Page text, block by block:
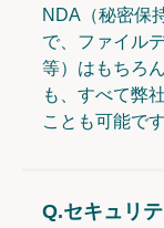
NDA（秘密保
で、ファイル
等）はもちろ
も、すべて弊
ことも可能です
Q.セキュリ